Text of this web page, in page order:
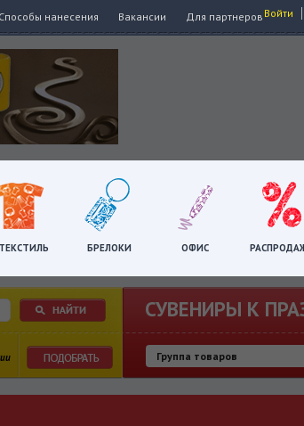
Способы нанесения Вакансии Для партнеров Войти |
ТЕКСТИЛЬ БРЕЛОКИ ОФИС
СУВЕНИРЫ К